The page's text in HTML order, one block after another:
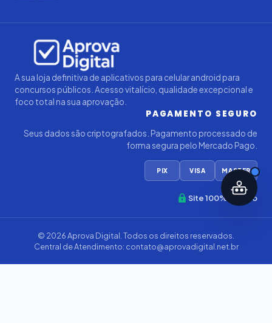
A sua loja definitiva de aplicativos para celular android para
concursos públicos. Acesso vitalício, qualidade excepcional e
foco total na sua aprovação.
PAGAMENTO SEGURO
Seus dados são criptografados. Pagamento processado de
forma segura pelo Mercado Pago.
PIX VISA MASTER
Site 100% Seguro
© 2026Aprova Digital . Todos os direitos reservados.
Central de Atendimento: contato@aprovadigital.net.br